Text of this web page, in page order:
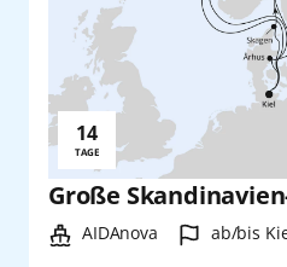
Große
Schiff:
AIDAnova Hafen:
ab/bis
Reisedauer:
14
TAGE